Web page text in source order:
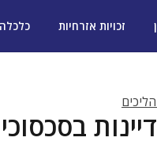
זכויות אזרחיות